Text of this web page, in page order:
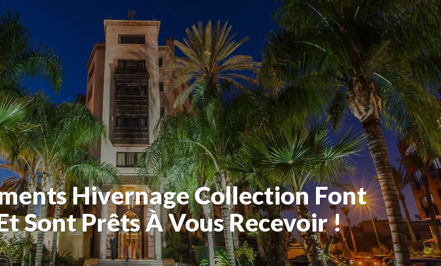
Hivernage Collection Font
Sont Prêts À Vous Recevoir !